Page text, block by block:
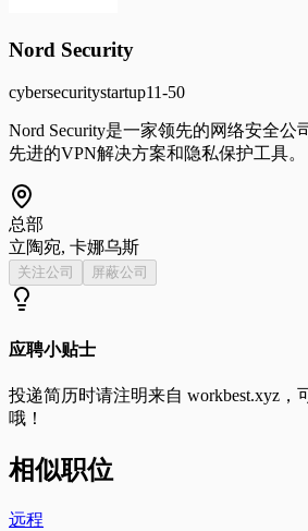
Nord Security
cybersecuritystartup11-50
Nord Security是一家领先的网络安全公
先进的VPN解决方案和隐私保护工具。
总部
立陶宛, 卡娜乌斯
关注公司 屏蔽公司
应聘小贴士
投递简历时请注明来自 workbest.xyz ，
哦！
相似职位
远程